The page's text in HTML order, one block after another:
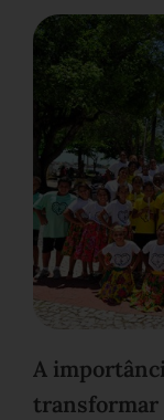
A
transformar